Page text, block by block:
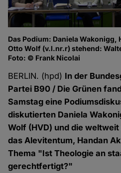
Das Podium: Daniela Wakonigg,
Otto Wolf (v.l.nr.r) stehend:
Foto: © Frank Nicolai
BERLIN. (hpd) In der
Partei B90 / Die Grünen
Samstag eine
diskutierten Daniela
Wolf (HVD) und die
das Alevitentum, Handan
Thema "Ist Theologie an
gerechtfertigt?"